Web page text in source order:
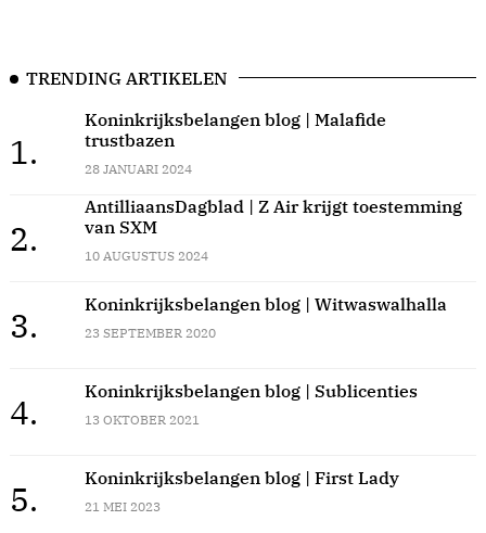
TRENDING ARTIKELEN
1.
Koninkrijksbelangen blog | Malafide
trustbazen
28 JANUARI 2024
2.
AntilliaansDagblad | Z Air krijgt toestemming
van SXM
10 AUGUSTUS 2024
3.
Koninkrijksbelangen blog | Witwaswalhalla
23 SEPTEMBER 2020
4.
Koninkrijksbelangen blog | Sublicenties
13 OKTOBER 2021
5.
Koninkrijksbelangen blog | First Lady
21 MEI 2023